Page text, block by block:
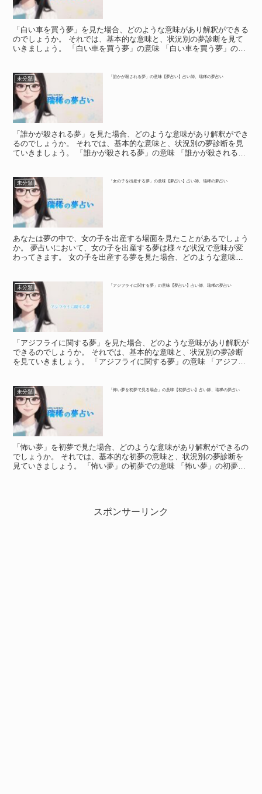
「白い車を買う夢」を見た場合、どのような意味があり解釈ができる
のでしょうか。 それでは、基本的な意味と、状況別の夢診断を見て
いきましょう。 「白い車を買う夢」の意味 「白い車を買う夢」の意
未分類 「誰かが殺される夢」の意味【夢占い】占い師、瑞稀の夢占い
「誰かが殺される夢」を見た場合、どのような意味があり解釈ができ
るのでしょうか。 それでは、基本的な意味と、状況別の夢診断を見
ていきましょう。 「誰かが殺される夢」の意味 「誰かが殺される
未分類 「女の子を出産する夢」の意味【夢占い】占い師、瑞稀の夢占い
あなたは夢の中で、女の子を出産する場面を見たことがあるでしょう
か。 夢占いにおいて、女の子を出産する夢は様々な状況で意味が変
わってきます。 女の子を出産する夢を見た場合、どのような意味が
未分類 「アジフライに関する夢」の意味【夢占い】占い師、瑞稀の夢占い
「アジフライに関する夢」を見た場合、どのような意味があり解釈が
できるのでしょうか。 それでは、基本的な意味と、状況別の夢診断
を見ていきましょう。 「アジフライに関する夢」の意味 「アジフラ
未分類 「怖い夢を初夢で見る場合」の意味【初夢占い】占い師、瑞稀の夢占い
「怖い夢」を初夢で見た場合、どのような意味があり解釈ができるの
でしょうか。 それでは、基本的な初夢の意味と、状況別の夢診断を
見ていきましょう。 「怖い夢」の初夢での意味 「怖い夢」の初夢で
スポンサーリンク